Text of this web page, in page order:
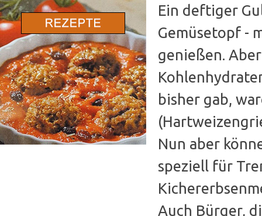
Ein deftiger
Gemüsetopf -
genießen.
bisher gab,
Nun aber
speziell für
Auch Bürger,
ohne Sellerie
ohne Lupine
ohne Gluten
ohne Nüsse